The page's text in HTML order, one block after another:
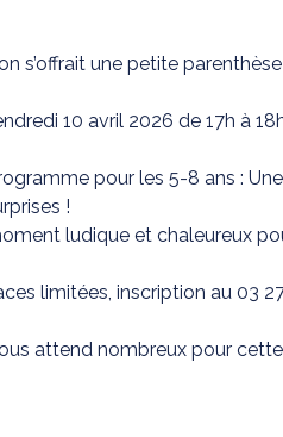
s’offrait une petite
10 avril 2026 de 17h à
pour les 5-8 ans :
!
ludique et chaleureux
limitées, inscription au 03
attend nombreux pour